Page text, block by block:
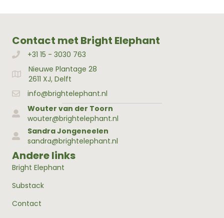
Contact met Bright Elephant
Bellen met Bright Elephant
+31 15 - 3030 763
Adres Bright Elephant
Nieuwe Plantage 28
2611 XJ, Delft
info@brightelephant.nl
Wouter van der Toorn
wouter@brightelephant.nl
Sandra Jongeneelen
sandra@brightelephant.nl
Andere links
Bright Elephant
Substack
Contact